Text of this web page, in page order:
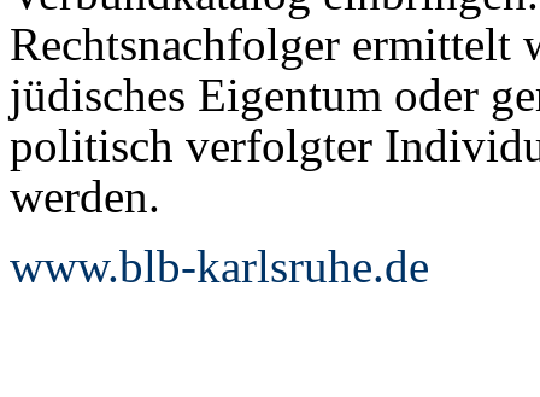
Rechtsnachfolger ermittelt
jüdisches Eigentum oder
politisch verfolgter
werden.
www.blb-karlsruhe.de